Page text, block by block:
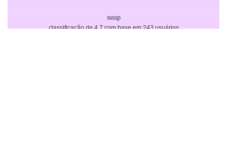
classificação de 4.7 com base em 243 usuários